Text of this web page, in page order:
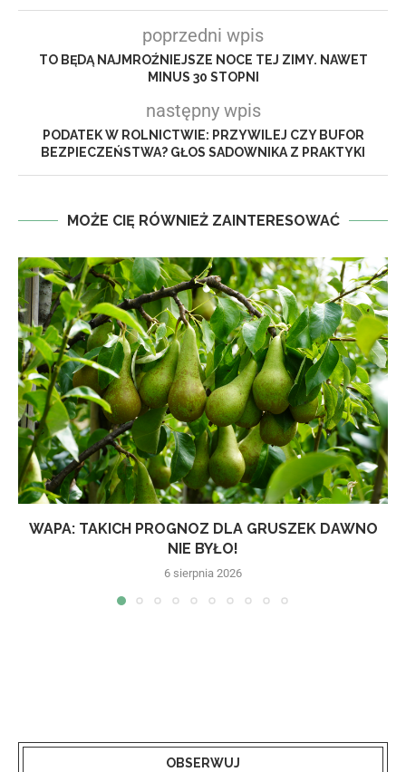
poprzedni wpis
TO BĘDĄ NAJMROŹNIEJSZE NOCE TEJ ZIMY. NAWET
MINUS 30 STOPNI
następny wpis
PODATEK W ROLNICTWIE: PRZYWILEJ CZY BUFOR
BEZPIECZEŃSTWA? GŁOS SADOWNIKA Z PRAKTYKI
MOŻE CIĘ RÓWNIEŻ ZAINTERESOWAĆ
WAPA: TAKICH PROGNOZ DLA GRUSZEK DAWNO
NIE BYŁO!
6 sierpnia 2026
OBSERWUJ